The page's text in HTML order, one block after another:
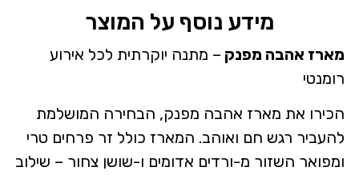
מידע נוסף על המוצר
מארז אהבה מפנק – מתנה יוקרתית לכל אירוע
רומנטי
הכירו את מארז אהבה מפנק, הבחירה המושלמת
להעביר רגש חם ואוהב. המארז כולל זר פרחים טרי
ומפואר השזור מ-ורדים אדומים ו-שושן צחור – שילוב